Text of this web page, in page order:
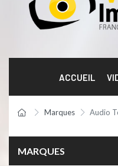
ACCUEIL
Marques Audio
MARQUES